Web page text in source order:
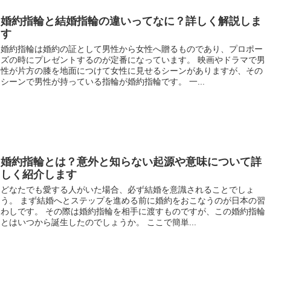
婚約指輪と結婚指輪の違いってなに？詳しく解説しま
す
婚約指輪は婚約の証として男性から女性へ贈るものであり、プロポー
ズの時にプレゼントするのが定番になっています。 映画やドラマで男
性が片方の膝を地面につけて女性に見せるシーンがありますが、その
シーンで男性が持っている指輪が婚約指輪です。 一...
婚約指輪とは？意外と知らない起源や意味について詳
しく紹介します
どなたでも愛する人がいた場合、必ず結婚を意識されることでしょ
う。 まず結婚へとステップを進める前に婚約をおこなうのが日本の習
わしです。 その際は婚約指輪を相手に渡すものですが、この婚約指輪
とはいつから誕生したのでしょうか。 ここで簡単...